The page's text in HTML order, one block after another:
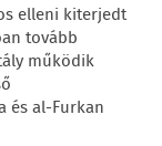
elleni kiterjedt
tovább
működik
és al-Furkan